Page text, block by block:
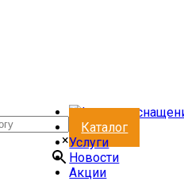
×
Каталог
Услуги
Новости
Акции